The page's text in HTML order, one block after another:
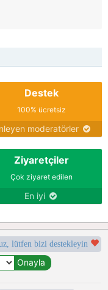
Destek
100% ücretsiz
moderatörler
Ziyaretçiler
Çok ziyaret edilen
En iyi
lütfen bizi destekleyin